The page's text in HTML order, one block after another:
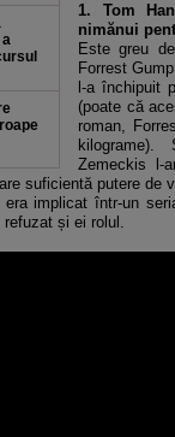
1. Tom
nimănui
Este greu
Forrest
l-a închipuit
(poate că
roman,
Zemeckis l-
suficientă putere de
implicat într-un
refuzat și ei rolul.